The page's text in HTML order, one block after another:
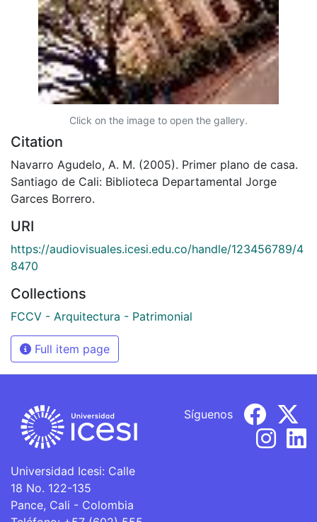
Click on the image to open the gallery.
Citation
Navarro Agudelo, A. M. (2005). Primer plano de casa.
Santiago de Cali: Biblioteca Departamental Jorge
Garces Borrero.
URI
https://audiovisuales.icesi.edu.co/handle/123456789/4
8470
Collections
FCCV - Arquitectura - Patrimonial
Full item page
Universidad Icesi: Calle
18 No. 122-135
Pance, Cali - Colombia
Síguenos